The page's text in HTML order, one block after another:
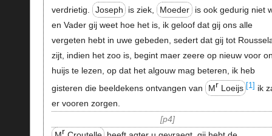
verdrietig.
Joseph is ziek, Moeder
is ook gedurig niet
en Vader gij weet hoe het is, ik geloof dat gij ons alle
vergeten hebt in uwe gebeden, sedert dat gij tot
zijt, indien het zoo is, begint maer zeere op nieuw voor
huijs te lezen, op dat het algouw mag beteren, ik heb
gisteren die beeldekens ontvangen van
Mr Loeijs [1] ik
er vooren zorgen.
p4
r